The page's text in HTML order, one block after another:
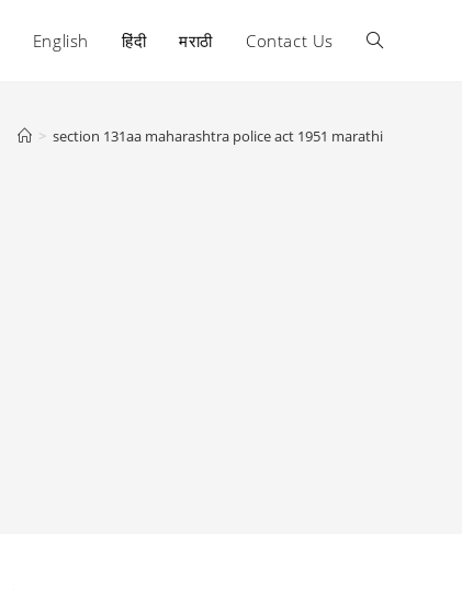
English हिंदी मराठी Contact Us Toggle
> section 131aa maharashtra police act 1951 marathi